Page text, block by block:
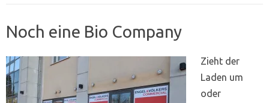
Noch eine Bio Company
Zieht der
Laden um
oder